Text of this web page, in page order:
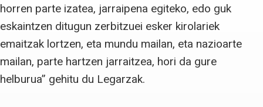
horren parte izatea, jarraipena egiteko, edo guk
eskaintzen ditugun zerbitzuei esker kirolariek
emaitzak lortzen, eta mundu mailan, eta nazioarte
mailan, parte hartzen jarraitzea, hori da gure
helburua” gehitu du Legarzak.